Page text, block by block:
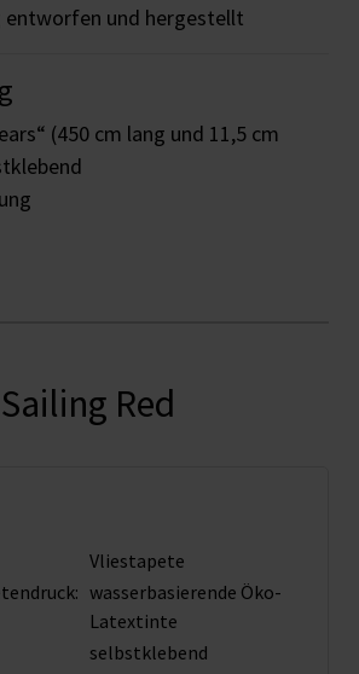
entworfen und hergestellt
(450 cm lang und 11,5 cm
Red
Vliestapete
wasserbasierende Öko-
Latextinte
selbstklebend